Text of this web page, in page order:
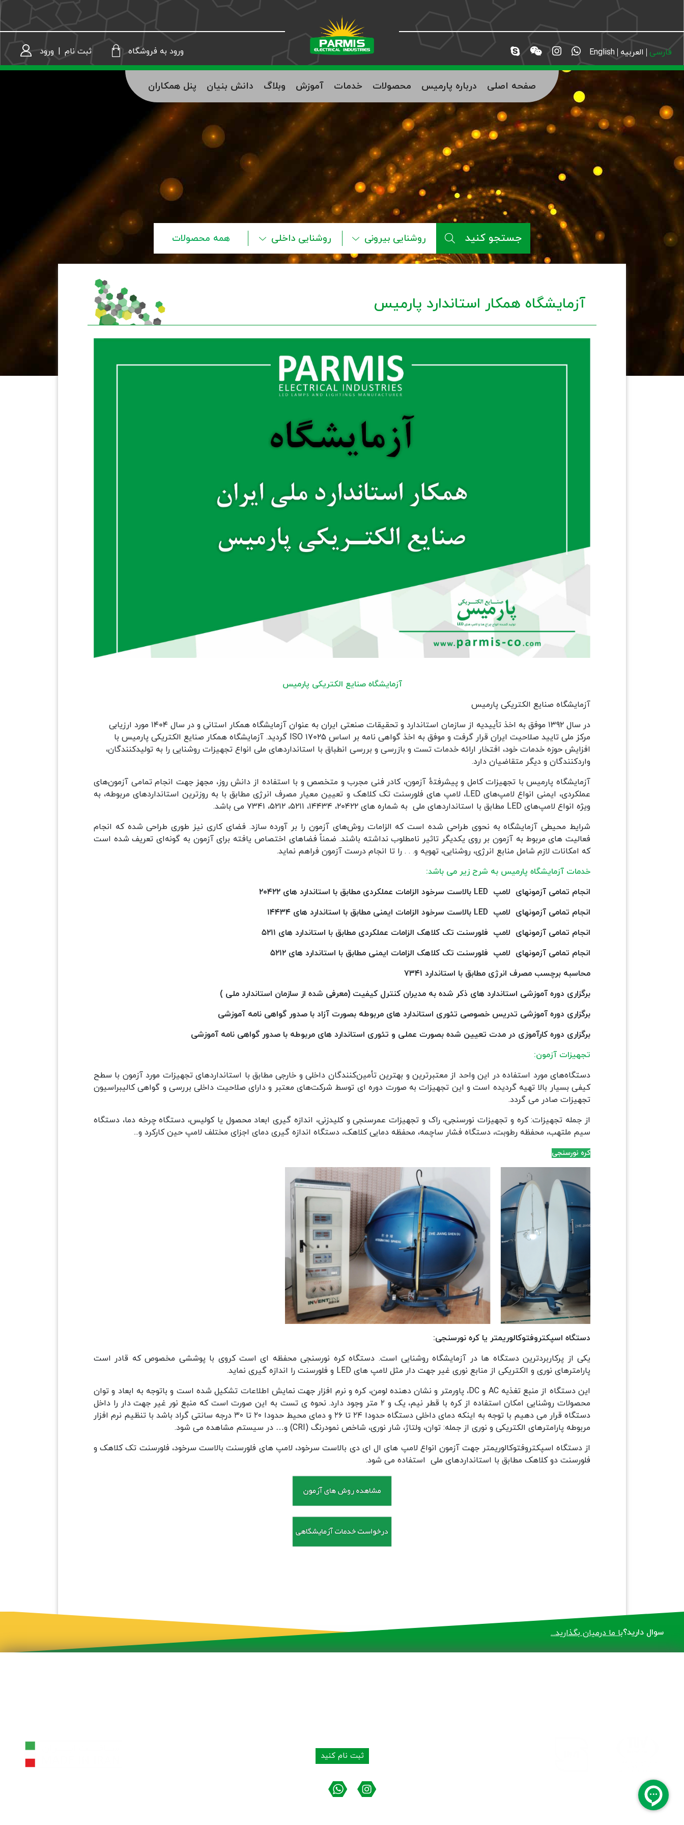
فارسی العربیه English ورود به فروشگاه ثبت نام ورود
صفحه اصلی درباره پارمیس محصولات خدمات آموزش وبلاگ دانش بنیان پنل همکاران
جستجو کنید روشنایی بیرونی روشنایی داخلی همه محصولات
آزمایشگاه همکار استاندارد پارمیس
آزمایشگاه صنایع الکتریکی پارمیس
آزمایشگاه صنایع الکتریکی پارمیس
در سال 1392 موفق به اخذ تأییدیه از سازمان استاندارد و تحقیقات صنعتی ایران به عنوان آزمایشگاه همکار استانی و در سال 1404 مورد ارزیابی
مرکز ملی تایید صلاحیت ایران قرار گرفت و موفق به اخذ گواهی نامه بر اساس ISO 17025 گردید. آزمایشگاه همکار صنایع الکتریکی پارمیس با
افزایش حوزه خدمات خود، افتخار ارائه خدمات تست و بازرسی و بررسی انطباق با استانداردهای ملی انواع تجهیزات روشنایی را به تولیدکنندگان،
واردکنندگان و دیگر متقاضیان دارد.
آزمایشگاه پارمیس با تجهیزات کامل و پیشرفتۀ آزمون، کادر فنی مجرب و متخصص و با استفاده از دانش روز، مجهز جهت انجام تمامی آزمون‌های
عملکردی، ایمنی انواع لامپ‌های LED، لامپ های فلورسنت تک کلاهک و تعیین معیار مصرف انرژی مطابق با به روزترین استانداردهای مربوطه، به
ویژه انواع لامپ‌های LED مطابق با استانداردهای ملی به شماره های 20422، 14434، 5211، 5212، 7341 می باشد.
شرایط محیطی آزمایشگاه به نحوی طراحی شده است که الزامات روش‌های آزمون را بر آورده سازد. فضای کاری نیز طوری طراحی شده که انجام
فعالیت های مربوط به آزمون بر روی یکدیگر تاثیر نامطلوب نداشته باشند. ضمناً فضاهای اختصاص یافته برای آزمون به گونه‌ای تعریف شده است
که امکانات لازم شامل منابع انرژی، روشنایی، تهویه و. . . را تا انجام درست آزمون فراهم نماید.
خدمات آزمایشگاه پارمیس به شرح زیر می باشد:
انجام تمامی آزمونهای لامپ LED بالاست سرخود الزامات عملکردی مطابق با استاندارد های 20422
انجام تمامی آزمونهای لامپ LED بالاست سرخود الزامات ایمنی مطابق با استاندارد های 14434
انجام تمامی آزمونهای لامپ فلورسنت تک کلاهک الزامات عملکردی مطابق با استاندارد های 5211
انجام تمامی آزمونهای لامپ فلورسنت تک کلاهک الزامات ایمنی مطابق با استاندارد های 5212
محاسبه برچسب مصرف انرژی مطابق با استاندارد 7341
برگزاری دوره آموزشی استاندارد های ذکر شده به مدیران کنترل کیفیت (معرفی شده از سازمان استاندارد ملی )
برگزاری دوره آموزشی تدریس خصوصی تئوری استاندارد های مربوطه بصورت آزاد با صدور گواهی نامه آموزشی
برگزاری دوره کارآموزی در مدت تعیین شده بصورت عملی و تئوری استاندارد های مربوطه با صدور گواهی نامه آموزشی
تجهیزات آزمون:
دستگاه‌های مورد استفاده در این واحد از معتبرترین و بهترین تأمین‌کنندگان داخلی و خارجی مطابق با استانداردهای تجهیزات مورد آزمون با سطح
کیفی بسیار بالا تهیه گردیده است و این تجهیزات به صورت دوره ای توسط شرکت‌های معتبر و دارای صلاحیت داخلی بررسی و گواهی کالیبراسیون
تجهیزات صادر می گردد.
از جمله تجهیزات: کره و تجهیزات نورسنجی، راک و تجهیزات عمرسنجی و کلیدزنی، اندازه گیری ابعاد محصول یا کولیس، دستگاه چرخه دما، دستگاه
سیم ملتهب، محفظه رطوبت، دستگاه فشار ساچمه، محفظه دمایی کلاهک، دستگاه اندازه گیری دمای اجزای مختلف لامپ حین کارکرد و...
کره نورسنجی
دستگاه اسپکتروفتوکالوریمتر یا کره نورسنجی:
یکی از پرکاربردترین دستگاه ها در آزمایشگاه روشنایی است. دستگاه کره نورسنجی محفظه ای است کروی با پوششی مخصوص که قادر است
پارامترهای نوری و الکتریکی از منابع نوری غیر جهت دار مثل لامپ های LED و فلورسنت را اندازه گیری نماید.
این دستگاه از منبع تغذیه AC و DC، پاورمتر و نشان دهنده لومن، کره و نرم افزار جهت نمایش اطلاعات تشکیل شده است و باتوجه به ابعاد و توان
محصولات روشنایی امکان استفاده از کره با قطر نیم، یک و ۲ متر وجود دارد. نحوه ی تست به این صورت است که منبع نور غیر جهت دار را داخل
دستگاه قرار می دهیم با توجه به اینکه دمای داخلی دستگاه حدودا ۲۴ تا ۲۶ و دمای محیط حدودا ۲۰ تا ۳۰ درجه سانتی گراد باشد با تنظیم نرم افزار
مربوطه پارامترهای الکتریکی و نوری از جمله: توان، ولتاژ، شار نوری، شاخص نمودرنگ (CRI) و… در سیستم مشاهده می شود.
از دستگاه اسپکتروفتوکالوریمتر جهت آزمون انواع لامپ های ال ای دی بالاست سرخود، لامپ های فلورسنت بالاست سرخود، فلورسنت تک کلاهک و
فلورسنت دو کلاهک مطابق با استانداردهای ملی استفاده می شود.
سوال دارید؟با ما درمیان بگذارید...
ثبت نام کنید
حقوق تمامی مطالب، متعلق به شرکت پارمیس می باشد